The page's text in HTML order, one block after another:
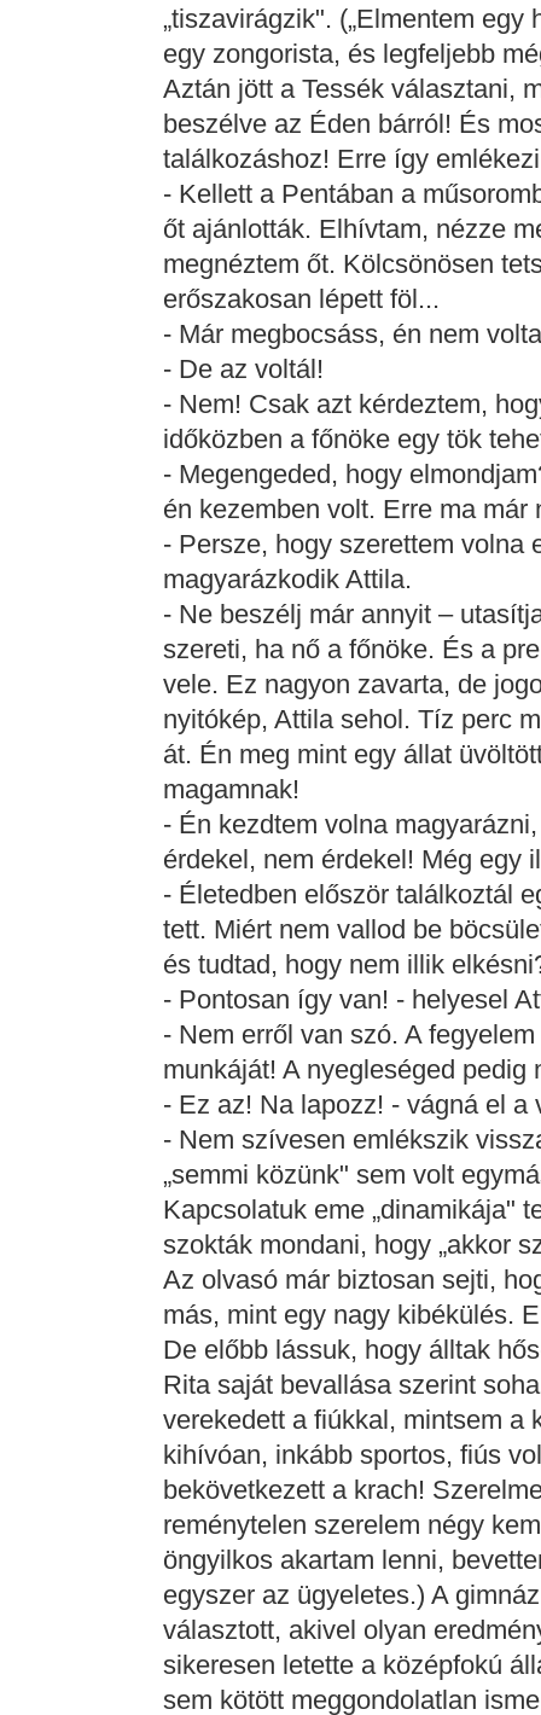
„tiszavirágzik". („Elmentem
egy zongorista, és legfeljebb
Aztán jött a Tessék választani,
beszélve az Éden bárról! És
találkozáshoz! Erre így
- Kellett a Pentában a
őt ajánlották. Elhívtam, nézze
megnéztem őt. Kölcsönösen
erőszakosan lépett föl...
- Már megbocsáss, én nem
- De az voltál!
- Nem! Csak azt kérdeztem,
időközben a főnöke egy tök
- Megengeded, hogy
én kezemben volt. Erre ma már
- Persze, hogy szerettem volna
magyarázkodik Attila.
- Ne beszélj már annyit –
szereti, ha nő a főnöke. És a
vele. Ez nagyon zavarta, de
nyitókép, Attila sehol. Tíz perc
át. Én meg mint egy állat
magamnak!
- Én kezdtem volna
érdekel, nem érdekel! Még egy
- Életedben először találkoztál
tett. Miért nem vallod be
és tudtad, hogy nem illik
- Pontosan így van! - helyesel
- Nem erről van szó. A
munkáját! A nyegleséged
- Ez az! Na lapozz! - vágná el a
- Nem szívesen emlékszik
„semmi közünk" sem volt
Kapcsolatuk eme „dinamikája"
szokták mondani, hogy „akkor
Az olvasó már biztosan sejti,
más, mint egy nagy kibékülés.
De előbb lássuk, hogy álltak
Rita saját bevallása szerint
verekedett a fiúkkal, mintsem a
kihívóan, inkább sportos, fiús
bekövetkezett a krach!
reménytelen szerelem négy
öngyilkos akartam lenni,
egyszer az ügyeletes.) A
választott, akivel olyan
sikeresen letette a középfokú
sem kötött meggondolatlan